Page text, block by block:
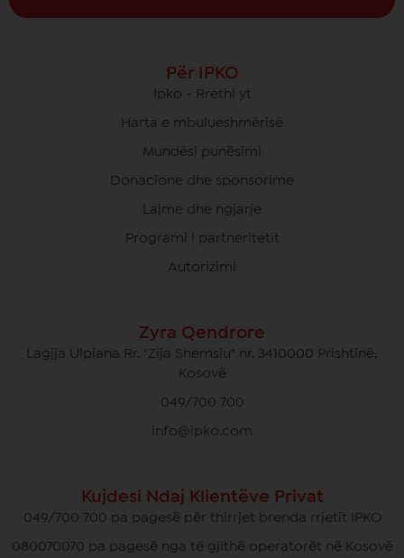
Për IPKO
Ipko - Rrethi yt
Harta e mbulueshmërisë
Mundësi punësimi
Donacione dhe sponsorime
Lajme dhe ngjarje
Programi i partneritetit
Autorizimi
Zyra Qendrore
Lagjja Ulpiana Rr. "Zija Shemsiu" nr. 3410000 Prishtinë,
Kosovë
049/700 700
info@ipko.com
Kujdesi Ndaj Klientëve Privat
049/700 700 pa pagesë për thirrjet brenda rrjetit IPKO
080070070 pa pagesë nga të gjithë operatorët në Kosovë